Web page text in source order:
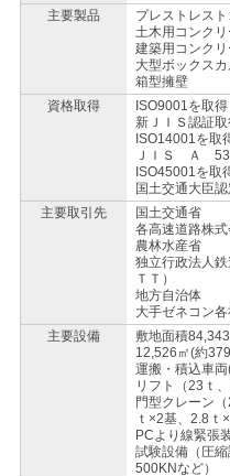
主要製品
プレストレス
土木用コンク
建築用コンク
大型ボックスカ
箱型擁壁
資格取得
ISO9001を取
新ＪＩＳ認証取
ISO14001を取
ＪＩＳ Ａ
ISO45001を取
国土交通大臣
主要取引先
国土
各高速
農林
独立行政法人
ＴＴ）
地方自治体
大手ゼネコン各
主要設備
敷地面積
12,526㎡(約
運搬・積込車
リフト（23ｔ
門型クレーン
ｔ×2基、2.8ｔ
PCより線緊張
試験設備（圧
500KNなど）